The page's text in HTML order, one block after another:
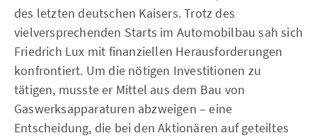
des letzten deutschen Kaisers. Trotz des
vielversprechenden Starts im Automobilbau sah sich
Friedrich Lux mit finanziellen Herausforderungen
konfrontiert. Um die nötigen Investitionen zu
tätigen, musste er Mittel aus dem Bau von
Gaswerksapparaturen abzweigen – eine
Entscheidung, die bei den Aktionären auf geteiltes